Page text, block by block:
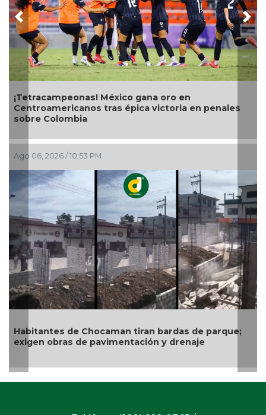
gana oro en
épica victoria en penales
tiran bardas de parque;
y drenaje
Con transmisión
Gobierno de Boca del
exige a CAB soluciones
Previous